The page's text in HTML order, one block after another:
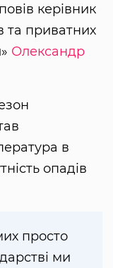
керівник
та приватних
Олександр
в
опадів
просто
ми